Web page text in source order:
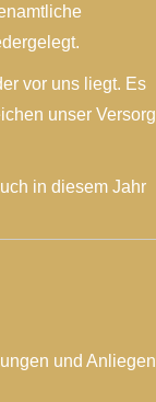
vor uns liegt. Es
unser
in diesem Jahr
und